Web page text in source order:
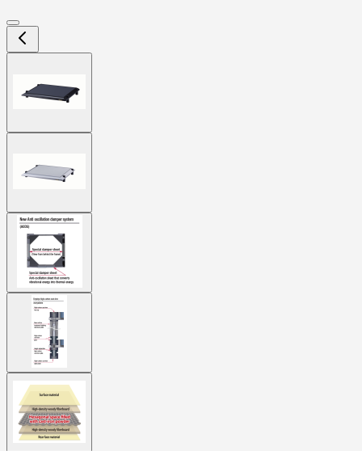
image
image
View
larger
image
View
larger
image
larger
image